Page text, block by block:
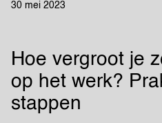
30 mei 2023
Hoe vergroot je
op het werk?
stappen